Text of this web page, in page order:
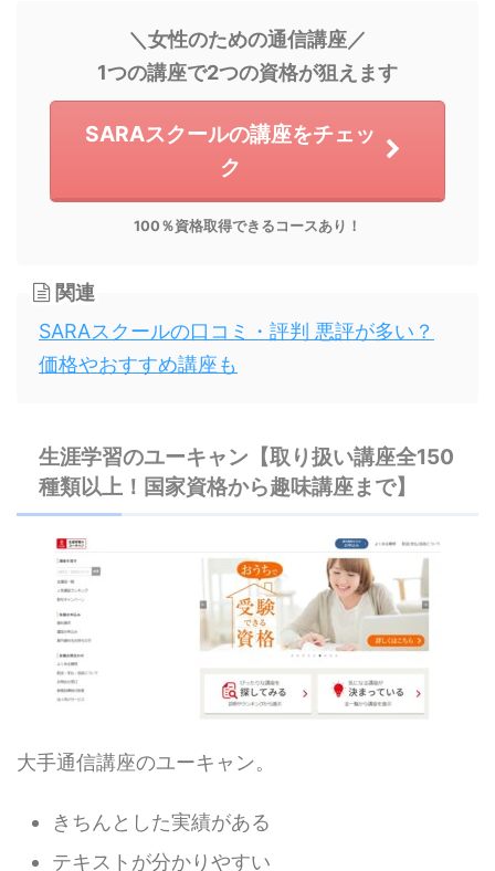
＼女性のための通信講座／
1つの講座で2つの資格が狙えます
SARAスクールの講座をチェッ
ク
100％資格取得できるコースあり！
関連
SARAスクールの口コミ・評判 悪評が多い？
価格やおすすめ講座も
生涯学習のユーキャン【取り扱い講座全150
種類以上！国家資格から趣味講座まで】
大手通信講座のユーキャン。
きちんとした実績がある
テキストが分かりやすい